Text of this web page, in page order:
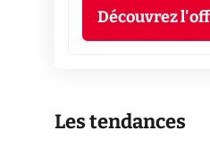
Découvrez
Les tendances